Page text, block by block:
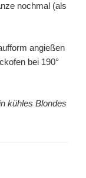
nochmal (als
angießen
bei 190°
kühles Blondes